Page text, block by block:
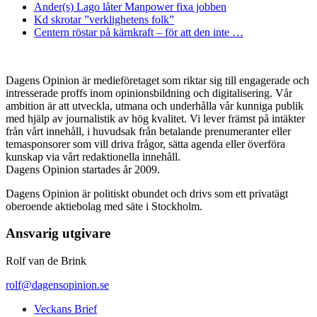
Ander(s) Lago låter Manpower fixa jobben
Kd skrotar ”verklighetens folk”
Centern röstar på kärnkraft – för att den inte …
Dagens Opinion är medieföretaget som riktar sig till engagerade och
intresserade proffs inom opinionsbildning och digitalisering. Vår
ambition är att utveckla, utmana och underhålla vår kunniga publik
med hjälp av journalistik av hög kvalitet. Vi lever främst på intäkter
från vårt innehåll, i huvudsak från betalande prenumeranter eller
temasponsorer som vill driva frågor, sätta agenda eller överföra
kunskap via vårt redaktionella innehåll.
Dagens Opinion startades år 2009.
Dagens Opinion är politiskt obundet och drivs som ett privatägt
oberoende aktiebolag med säte i Stockholm.
Ansvarig utgivare
Rolf van de Brink
rolf@dagensopinion.se
Veckans Brief